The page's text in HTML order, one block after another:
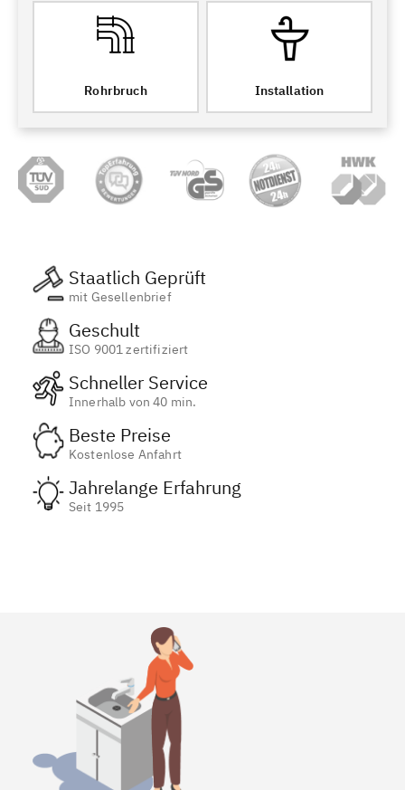
Rohrbruch Installation
Staatlich Geprüft
mit Gesellenbrief
Geschult
ISO 9001 zertifiziert
Schneller Service
Innerhalb von 40 min.
Beste Preise
Kostenlose Anfahrt
Jahrelange Erfahrung
Seit 1995